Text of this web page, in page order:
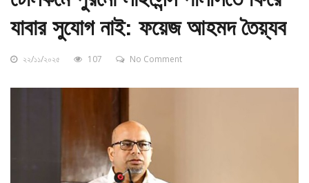
যাবার সুযোগ নাই: ফয়েজ আহমদ তৈয়্যব